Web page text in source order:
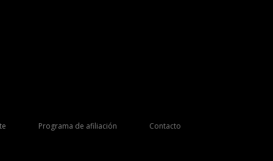
Programa de afiliación Contacto